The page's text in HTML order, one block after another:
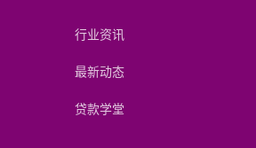
行业资讯
最新动态
贷款学堂